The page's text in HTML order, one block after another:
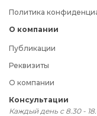
Политика
О компании
Публикации
Реквизиты
О компании
Консультации
Каждый день с 8.30 -